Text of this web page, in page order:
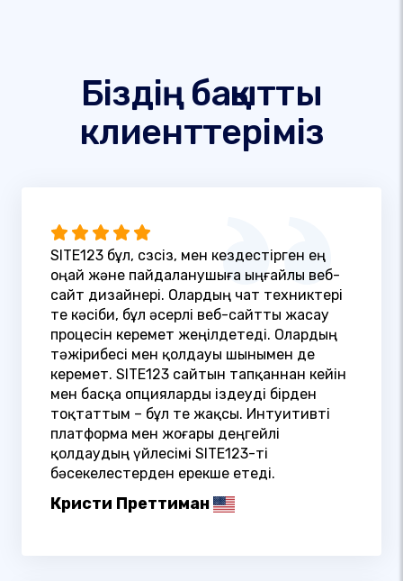
Біздің бақытты
клиенттеріміз
SITE123 бұл, сөзсіз, мен кездестірген ең
оңай және пайдаланушыға ыңғайлы веб-
сайт дизайнері. Олардың чат техниктері
өте кәсіби, бұл әсерлі веб-сайтты жасау
процесін керемет жеңілдетеді. Олардың
тәжірибесі мен қолдауы шынымен де
керемет. SITE123 сайтын тапқаннан кейін
мен басқа опцияларды іздеуді бірден
тоқтаттым – бұл өте жақсы. Интуитивті
платформа мен жоғары деңгейлі
қолдаудың үйлесімі SITE123-ті
бәсекелестерден ерекше етеді.
Кристи Преттиман